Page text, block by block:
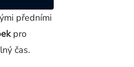
předními
pro
čas.